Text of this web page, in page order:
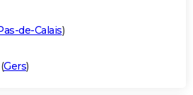
de-Calais)
(Gers)